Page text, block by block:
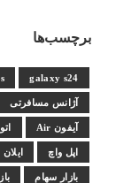
برچسب‌ها
galaxy s24
آژانس مسافرتی
آیفون Air
اپل واچ
بازار سهام